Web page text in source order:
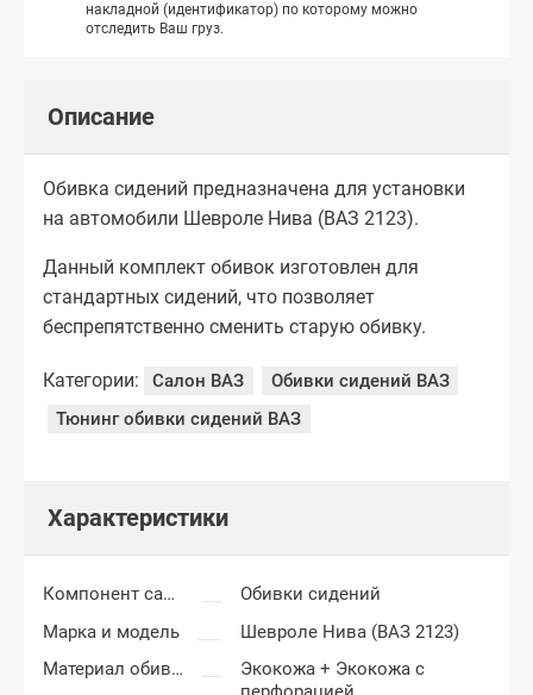
накладной (идентификатор) по которому можно
отследить Ваш груз.
Описание
Обивка сидений предназначена для установки
на автомобили Шевроле Нива (ВАЗ 2123).
Данный комплект обивок изготовлен для
стандартных сидений, что позволяет
беспрепятственно сменить старую обивку.
Категории: Салон ВАЗ
Обивки сидений ВАЗ
Тюнинг обивки сидений ВАЗ
Характеристики
Компонент салона
Обивки сидений
Марка и модель
Шевроле Нива (ВАЗ 2123)
Материал обивки
Экокожа + Экокожа с